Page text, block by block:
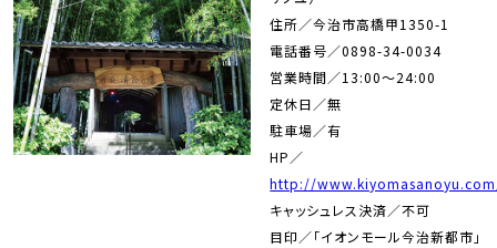
住所／今治市高橋甲1350-1
電話番号／0898-34-0034
営業時間／13:00～24:00
定休日／無
駐車場／有
HP／
http://
キャッシュレス決済／不可
目印／「イオンモール今治新都市」